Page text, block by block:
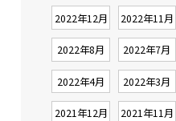
2022年12月 2022年11月
2022年8月 2022年7月
2022年4月 2022年3月
2021年12月 2021年11月